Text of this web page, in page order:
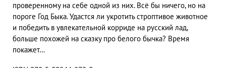
проверенному на себе одной из них. Всё бы ничего, но на
пороге Год Быка. Удастся ли укротить строптивое животное
и победить в увлекательной корриде на русский лад,
больше похожей на сказку про белого бычка? Время
покажет…